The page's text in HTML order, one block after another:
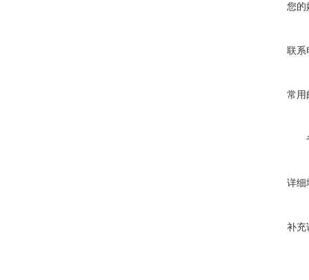
您的
联系
常用
详细
补充